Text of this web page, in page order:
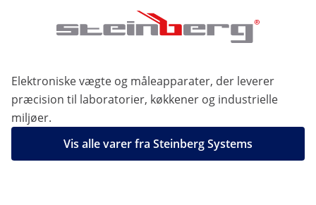
Elektroniske vægte og måleapparater, der leverer
præcision til laboratorier, køkkener og industrielle
miljøer.
Vis alle varer fra Steinberg Systems